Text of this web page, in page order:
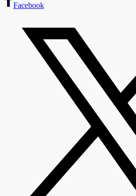
Facebook